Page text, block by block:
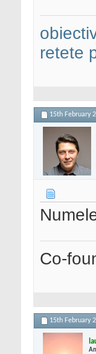
retete
15th February
Co-
15th February